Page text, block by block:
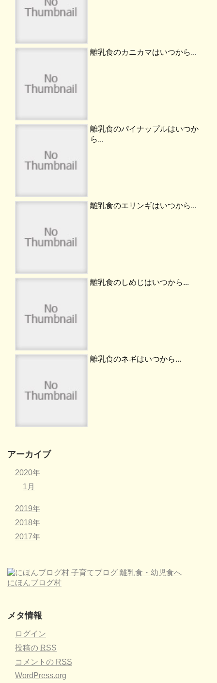
離乳食のカニカマはいつから...
離乳食のパイナップルはいつか
ら...
離乳食のエリンギはいつから...
離乳食のしめじはいつから...
離乳食のネギはいつから...
アーカイブ
2020年
1月
2019年
2018年
2017年
にほんブログ村
メタ情報
ログイン
投稿の RSS
コメントの RSS
WordPress.org